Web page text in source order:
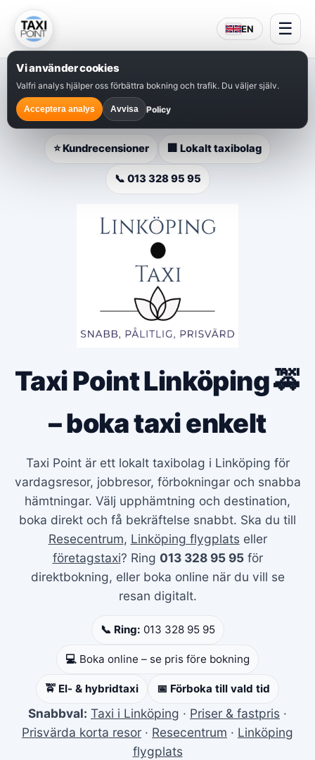
EN ☰
⭐Populärt val i Linköping– snabb bokning, lokal
service och hjälp dygnet runt.
⭐ Kundrecensioner 🏢 Lokalt taxibolag
📞 013 328 95 95
Taxi Point Linköping 🚕
– boka taxi enkelt
Taxi Point är ett lokalt taxibolag i Linköping för
vardagsresor, jobbresor, förbokningar och snabba
hämtningar. Välj upphämtning och destination,
boka direkt och få bekräftelse snabbt. Ska du till
Resecentrum, Linköping flygplats eller
företagstaxi? Ring 013 328 95 95för
direktbokning, eller boka online när du vill se
resan digitalt.
📞 Ring: 013 328 95 95
💻 Boka online – se pris före bokning
🚖 El- & hybridtaxi 📅 Förboka till vald tid
Snabbval: Taxi i Linköping · Priser & fastpris ·
Prisvärda korta resor · Resecentrum · Linköping
flygplats
Vi använder cookies
Valfri analys hjälper oss förbättra bokning och trafik. Du väljer själv.
Acceptera analys Avvisa Policy